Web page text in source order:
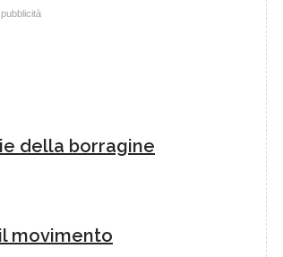
della borragine
movimento